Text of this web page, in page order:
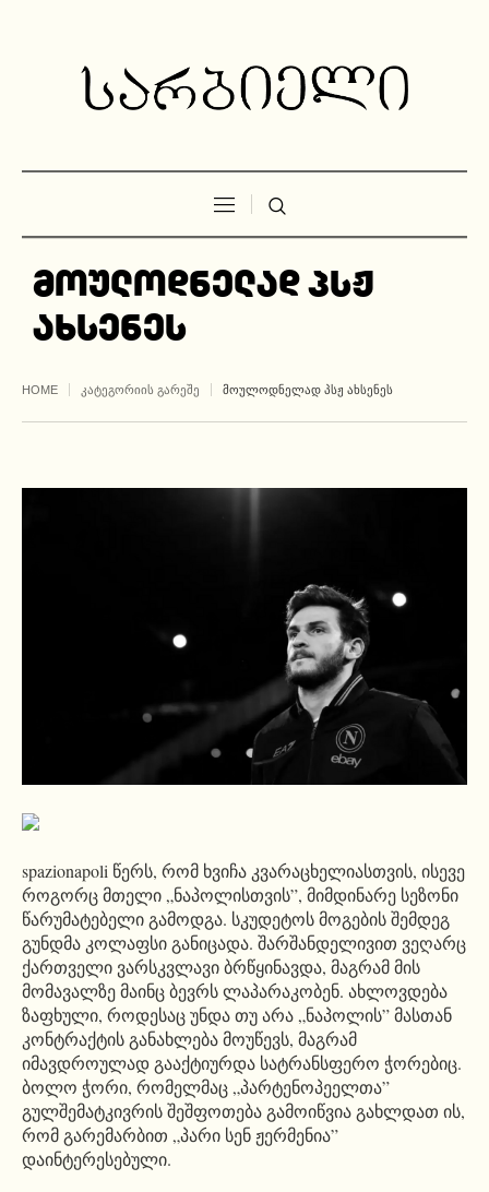
მოულოდნელად პსჟ
ახსენეს
HOME ᲙᲐᲢᲔᲒᲝᲠᲘᲘᲡ ᲒᲐᲠᲔᲨᲔ ᲛᲝᲣᲚᲝᲓᲜᲔᲚᲐᲓ ᲞᲡᲟ ᲐᲮᲡᲔᲜᲔᲡ
spazionapoli წერს, რომ ხვიჩა კვარაცხელიასთვის, ისევე
როგორც მთელი „ნაპოლისთვის”, მიმდინარე სეზონი
წარუმატებელი გამოდგა. სკუდეტოს მოგების შემდეგ
გუნდმა კოლაფსი განიცადა. შარშანდელივით ვეღარც
ქართველი ვარსკვლავი ბრწყინავდა, მაგრამ მის
მომავალზე მაინც ბევრს ლაპარაკობენ. ახლოვდება
ზაფხული, როდესაც უნდა თუ არა „ნაპოლის” მასთან
კონტრაქტის განახლება მოუწევს, მაგრამ
იმავდროულად გააქტიურდა სატრანსფერო ჭორებიც.
ბოლო ჭორი, რომელმაც „პარტენოპეელთა”
გულშემატკივრის შეშფოთება გამოიწვია გახლდათ ის,
რომ გარემარბით „პარი სენ ჟერმენია”
დაინტერესებული.